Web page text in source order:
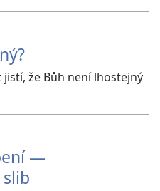
že Bůh není lhostejný
—